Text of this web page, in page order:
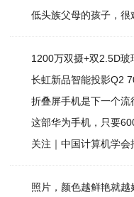
低头族父母的孩子，
1200万双摄+双2.5D
长虹新品智能投影Q2
折叠屏手机是下一个
这部华为手机，只要
关注｜中国计算机学
照片，颜色越鲜艳就越